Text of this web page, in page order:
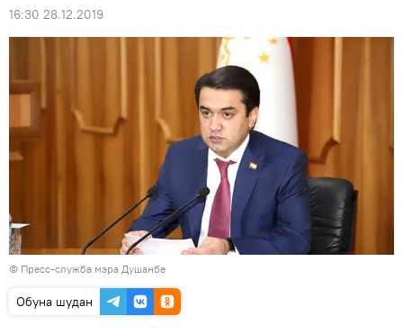
16:30 28.12.2019
© Пресс-служба мэра Душанбе
Обуна шудан